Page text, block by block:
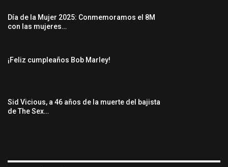
Día de la Mujer 2025: Conmemoramos el 8M
con las mujeres…
¡Feliz cumpleaños Bob Marley!
Sid Vicious, a 46 años de la muerte del bajista
de The Sex…